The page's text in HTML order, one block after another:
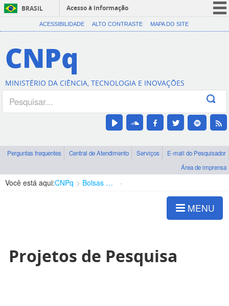
BRASIL
Acesso à informação
CORONAVÍRUS (COVID-19)
Canais
ACESSIBILIDADE ALTO CONTRASTE MAPA DO SITE
CNPq
MINISTÉRIO DA CIÊNCIA, TECNOLOGIA E INOVAÇÕES
Perguntas frequentes Central de Atendimento Serviços
E-mail do Pesquisador
Área de imprensa
Você está aqui:CNPq Bolsas e Auxílios Vigentes
MENU
Projetos de Pesquisa